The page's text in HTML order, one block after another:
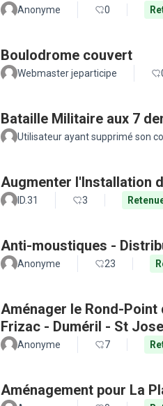
Anonyme 0
Boulodrome couvert
Webmaster jeparticipe
Bataille Militaire aux 7
Utilisateur ayant supprimé son
Augmenter l'Installation
ID.31 3
Anti-moustiques -
Anonyme 23
Aménager le Rond-
Frizac - Duméril - St
Anonyme 7
Aménagement pour La